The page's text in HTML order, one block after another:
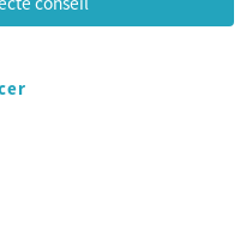
(étape courante)